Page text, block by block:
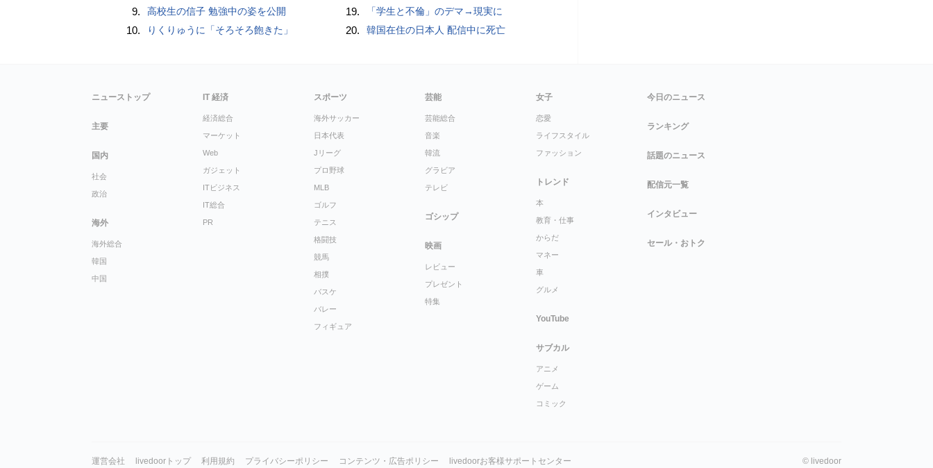
9. 高校生の信子 勉強中の姿を公開
10. りくりゅうに「そろそろ飽きた」
19. 「学生と不倫」のデマ→現実に
20. 韓国在住の日本人 配信中に死亡
ニューストップ
主要
国内
社会
政治
海外
海外総合
韓国
中国
IT 経済
経済総合
マーケット
Web
ガジェット
ITビジネス
IT総合
PR
スポーツ
海外サッカー
日本代表
Jリーグ
プロ野球
MLB
ゴルフ
テニス
格闘技
競馬
相撲
バスケ
バレー
フィギュア
芸能
芸能総合
音楽
韓流
グラビア
テレビ
ゴシップ
映画
レビュー
プレゼント
特集
女子
恋愛
ライフスタイル
ファッション
トレンド
本
教育・仕事
からだ
マネー
車
グルメ
YouTube
サブカル
アニメ
ゲーム
コミック
今日のニュース
ランキング
話題のニュース
配信元一覧
インタビュー
セール・おトク
運営会社 livedoorトップ 利用規約 プライバシーポリシー コンテンツ・広告ポリシー livedoorお客様サポートセンター © livedoor